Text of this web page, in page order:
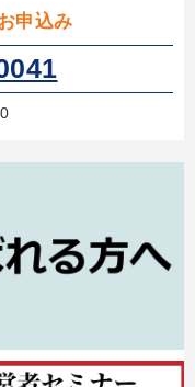
申込み